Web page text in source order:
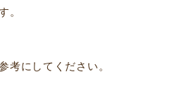
。
考にしてください。